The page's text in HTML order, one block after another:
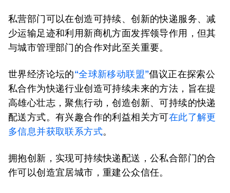
私营部门可以在创造可持续、创新的快递服务、减
少运输足迹和利用新商机方面发挥领导作用，但其
与城市管理部门的合作对此至关重要。
世界经济论坛的“全球新移动联盟”倡议正在探索公
私合作为快递行业创造可持续未来的方法，旨在提
高雄心壮志，聚焦行动，创造创新、可持续的快递
配送方式。有兴趣合作的利益相关方可在此了解更
多信息并获取联系方式。
拥抱创新，实现可持续快递配送，公私合部门的合
作可以创造宜居城市，重建公众信任。